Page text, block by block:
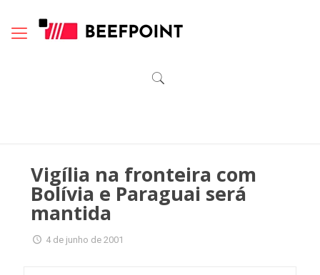
Vigília na fronteira com
Bolívia e Paraguai será
mantida
4 de junho de 2001